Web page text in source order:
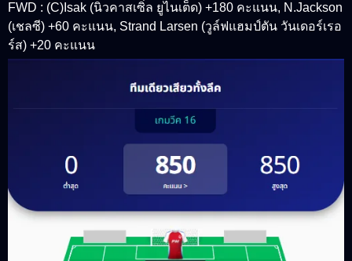
FWD : (C)Isak (นิวคาสเซิ่ล ยูไนเต็ด) +180 คะแนน, N.Jackson
(เชลซี) +60 คะแนน, Strand Larsen (วูล์ฟแฮมป์ตัน วันเดอร์เรอ
ร์ส) +20 คะแนน